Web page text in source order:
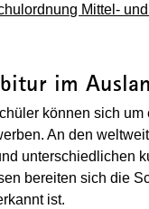
Mittel-
neuen Fenster
im
können sich
An den
unterschiedlichen
bereiten sich die
ist.